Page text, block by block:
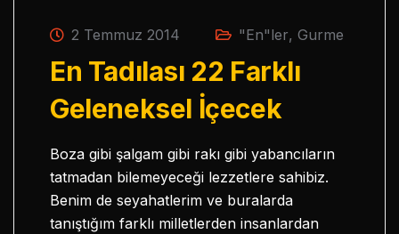
2 Temmuz 2014 "En"ler, Gurme
En Tadılası 22 Farklı
Geleneksel İçecek
Boza gibi şalgam gibi rakı gibi yabancıların
tatmadan bilemeyeceği lezzetlere sahibiz.
Benim de seyahatlerim ve buralarda
tanıştığım farklı milletlerden insanlardan